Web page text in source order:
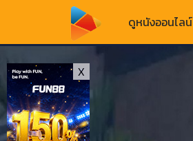
ดูหนังออนไลน์
X